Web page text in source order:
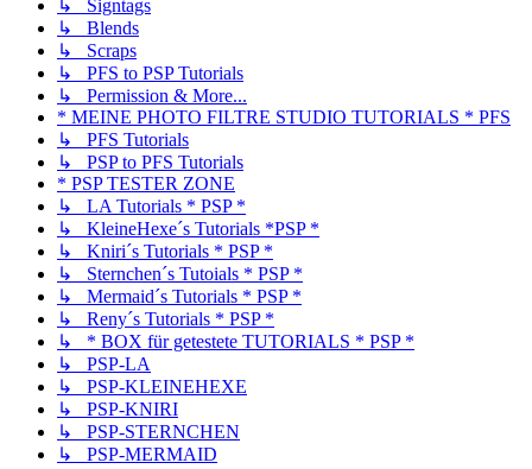
↳ Signtags
↳ Blends
↳ Scraps
↳ PFS to PSP Tutorials
↳ Permission & More...
* MEINE PHOTO FILTRE STUDIO TUTORIALS * PFS
↳ PFS Tutorials
↳ PSP to PFS Tutorials
* PSP TESTER ZONE
↳ LA Tutorials * PSP *
↳ KleineHexe´s Tutorials *PSP *
↳ Kniri´s Tutorials * PSP *
↳ Sternchen´s Tutoials * PSP *
↳ Mermaid´s Tutorials * PSP *
↳ Reny´s Tutorials * PSP *
↳ * BOX für getestete TUTORIALS * PSP *
↳ PSP-LA
↳ PSP-KLEINEHEXE
↳ PSP-KNIRI
↳ PSP-STERNCHEN
↳ PSP-MERMAID